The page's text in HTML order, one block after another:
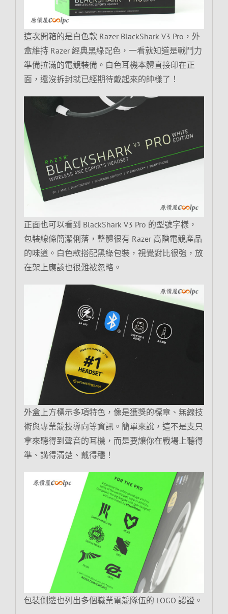
這次開箱的是白色款 Razer BlackShark V3 Pro，外
盒維持 Razer 經典黑綠配色，一看就知道是戰鬥力
準備拉滿的電競裝備。白色耳機本體直接印在正
面，還沒拆封就已經期待戴起來的帥樣了！
正面也可以看到 BlackShark V3 Pro 的型號字樣，
包裝線條簡潔俐落，整體很有 Razer 高階電競產品
的味道。白色款搭配黑綠包裝，視覺對比很強，放
在架上應該也很難被忽略。
外盒上方標示多項特色，像是獲獎的標章、無線技
術與專業競技導向等資訊。簡單來說，這不是支只
拿來聽得到聲音的耳機，而是要讓你在戰場上聽得
準、講得清楚、戴得穩！
包裝側邊也列出多個職業電競隊伍的 LOGO 認證。